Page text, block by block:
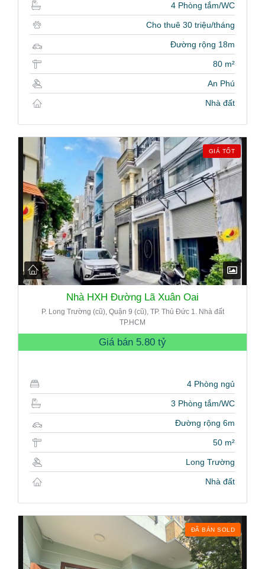
4 Phòng tắm/WC
Cho thuê 30 triệu/tháng
Đường rộng 18m
80 m²
An Phú
Nhà đất
GIÁ TỐT
Nhà HXH Đường Lã Xuân Oai
P. Long Trường (cũ), Quận 9 (cũ), TP. Thủ Đức 1. Nhà đất
TP.HCM
Giá bán 5.80 tỷ
4 Phòng ngủ
3 Phòng tắm/WC
Đường rộng 6m
50 m²
Long Trường
Nhà đất
ĐÃ BÁN SOLD